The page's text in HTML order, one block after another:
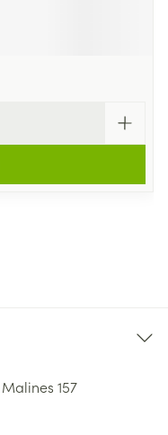
157